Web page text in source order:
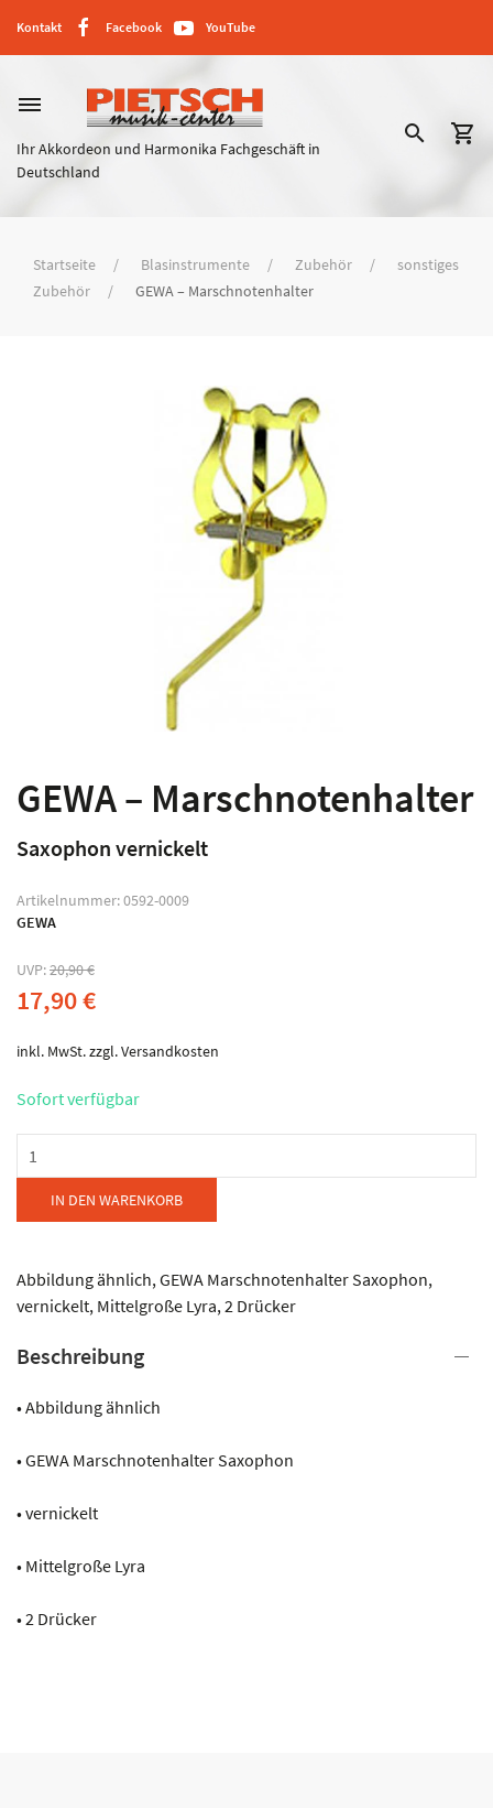
Kontakt Facebook YouTube
dehaze
Ihr Akkordeon und Harmonika Fachgeschäft in
Deutschland
search shopping_cart
Startseite Blasinstrumente Zubehör
sonstiges
Zubehör
GEWA – Marschnotenhalter
GEWA – Marschnotenhalter
Saxophon vernickelt
Artikelnummer:0592-0009
GEWA
UVP:20,90€
17,90€
inkl. MwSt.zzgl.Versandkosten
Sofort verfügbar
-
Marschnotenhalter
Menge
IN DEN WARENKORB
Abbildung ähnlich, GEWA Marschnotenhalter Saxophon,
vernickelt, Mittelgroße Lyra, 2 Drücker
Beschreibung
• Abbildung ähnlich
• GEWA Marschnotenhalter Saxophon
• vernickelt
• Mittelgroße Lyra
• 2 Drücker